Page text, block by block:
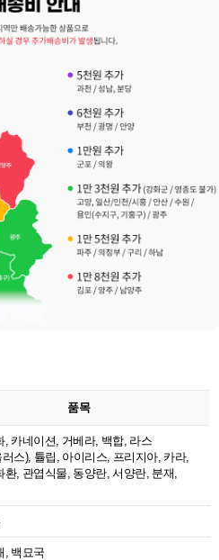
품목
, 카네이션, 거베라, 백합, 라스
스), 튤립, 아이리스, 프리지아, 카라,
환, 관엽식물, 동양란, 서양란, 분재,
, 백묘국